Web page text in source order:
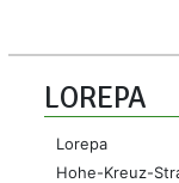
LOREPA
Lorepa
Hohe-Kreuz-